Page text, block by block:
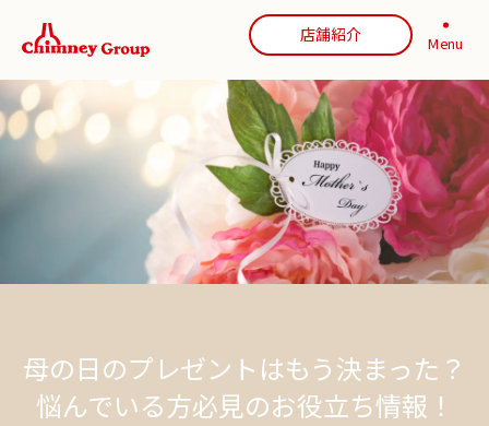
店舗紹介 Menu
母の日のプレゼントはもう決まった？
悩んでいる方必見のお役立ち情報！